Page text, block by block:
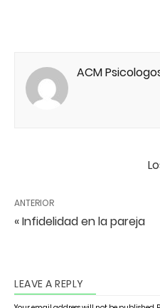
ACM
ANTERIOR
« Infidelidad en la pareja
LEAVE A REPLY